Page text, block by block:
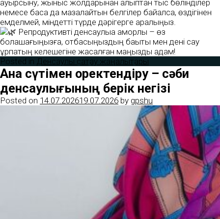
ауырсыну, жыныс жолдарынан қалыптан тыс бөлінділер
немесе басқа да мазалайтын белгілер байқалса, өздігінен
емделмей, міндетті түрде дәрігерге қаралыңыз.
Репродуктивті денсаулыққа қамқорлық – өз
болашағыңызға, отбасыңыздың бақыты мен дені сау
ұрпақтың келешегіне жасалған маңызды қадам!
Posted in Денсаулық сақтау жаңалықтары
Ана сүтімен қоректендіру – сәби
денсаулығының берік негізі
Posted on 14.07.202619.07.2026 by gpshu